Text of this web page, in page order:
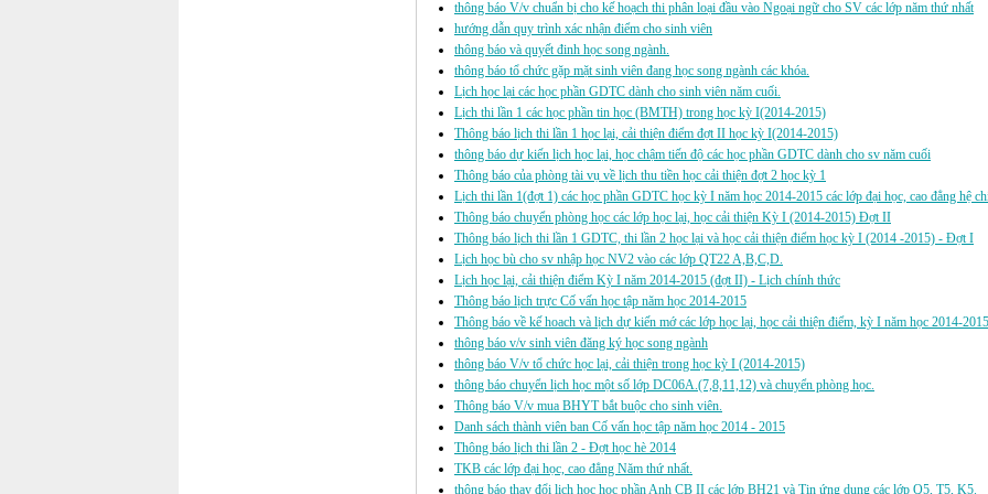
thông báo V/v chuẩn bị cho kế hoạch thi phân loại đầu vào Ngoại ngữ cho SV các lớp năm thứ nhất
hướng dẫn quy trình xác nhận điểm cho sinh viên
thông báo và quyết đinh học song ngành.
thông báo tổ chức gặp mặt sinh viên đang học song ngành các khóa.
Lịch học lại các học phần GDTC dành cho sinh viên năm cuối.
Lịch thi lần 1 các học phần tin học (BMTH) trong học kỳ I(2014-2015)
Thông báo lịch thi lần 1 học lại, cải thiện điểm đợt II học kỳ I(2014-2015)
thông báo dự kiến lịch học lại, học chậm tiến độ các học phần GDTC dành cho sv năm cuối
Thông báo của phòng tài vụ về lịch thu tiền học cải thiện đợt 2 học kỳ 1
Lịch thi lần 1(đợt 1) các học phần GDTC học kỳ I năm học 2014-2015 các lớp đại học, cao đẳng hệ
Thông báo chuyển phòng học các lớp học lại, học cải thiện Kỳ I (2014-2015) Đợt II
Thông báo lịch thi lần 1 GDTC, thi lần 2 học lại và học cải thiện điểm học kỳ I (2014 -2015) - Đợt I
Lịch học bù cho sv nhập học NV2 vào các lớp QT22 A,B,C,D.
Lịch học lại, cải thiện điểm Kỳ I năm 2014-2015 (đợt II) - Lịch chính thức
Thông báo lịch trực Cố vấn học tập năm học 2014-2015
Thông báo về kế hoach và lịch dự kiến mớ các lớp học lại, học cải thiện điểm, kỳ I năm học 2014-
thông báo v/v sinh viên đăng ký học song ngành
thông báo V/v tổ chức học lại, cải thiện trong học kỳ I (2014-2015)
thông báo chuyển lịch học một số lớp DC06A.(7,8,11,12) và chuyển phòng học.
Thông báo V/v mua BHYT bắt buộc cho sinh viên.
Danh sách thành viên ban Cố vấn học tập năm học 2014 - 2015
Thông báo lịch thi lần 2 - Đợt học hè 2014
TKB các lớp đại học, cao đẳng Năm thứ nhất.
thông báo thay đổi lịch học học phần Anh CB II các lớp BH21 và Tin ứng dụng các lớp Q5, T5, K5.